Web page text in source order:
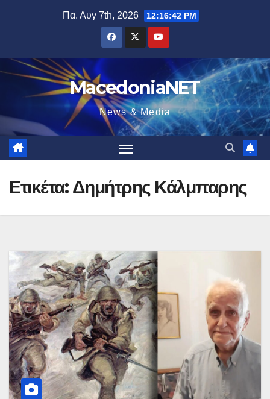
Πα. Αυγ 7th, 2026 12:16:43 PM
MacedoniaNET
News & Media
Ετικέτα:Δημήτρης Κάλμπαρης